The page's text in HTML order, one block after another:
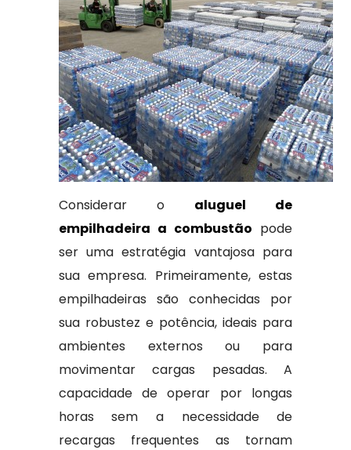
Considerar o aluguel de
empilhadeira a combustão pode
ser uma estratégia vantajosa para
sua empresa. Primeiramente, estas
empilhadeiras são conhecidas por
sua robustez e potência, ideais para
ambientes externos ou para
movimentar cargas pesadas. A
capacidade de operar por longas
horas sem a necessidade de
recargas frequentes as tornam